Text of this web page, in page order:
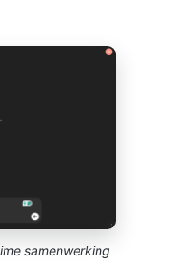
samenwerking